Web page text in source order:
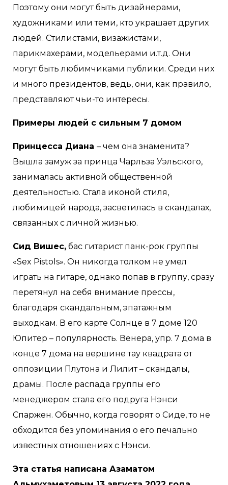
Поэтому они могут быть дизайнерами,
художниками или теми, кто украшает других
людей. Стилистами, визажистами,
парикмахерами, модельерами и.т.д. Они
могут быть любимчиками публики. Среди них
и много президентов, ведь, они, как правило,
представляют чьи-то интересы.
Примеры людей с сильным 7 домом
Принцесса Диана – чем она знаменита?
Вышла замуж за принца Чарльза Уэльского,
занималась активной общественной
деятельностью. Стала иконой стиля,
любимицей народа, засветилась в скандалах,
связанных с личной жизнью.
Сид Вишес, бас гитарист панк-рок группы
«Sex Pistols». Он никогда толком не умел
играть на гитаре, однако попав в группу, сразу
перетянул на себя внимание прессы,
благодаря скандальным, эпатажным
выходкам. В его карте Солнце в 7 доме 120
Юпитер – популярность. Венера, упр. 7 дома в
конце 7 дома на вершине тау квадрата от
оппозиции Плутона и Лилит – скандалы,
драмы. После распада группы его
менеджером стала его подруга Нэнси
Спаржен. Обычно, когда говорят о Сиде, то не
обходится без упоминания о его печально
известных отношениях с Нэнси.
Эта статья написана Азаматом